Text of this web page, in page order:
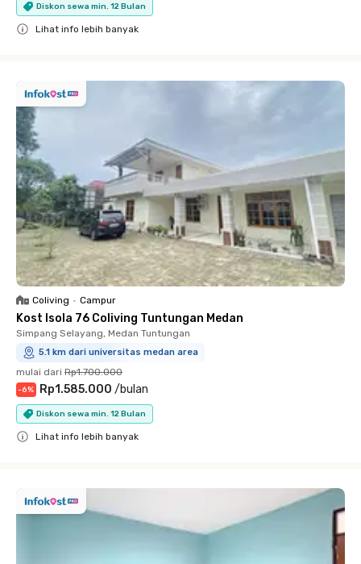
Diskon sewa min. 12 Bulan
Lihat info lebih banyak
Coliving • Campur
Kost Isola 76 Coliving Tuntungan Medan
Simpang Selayang, Medan Tuntungan
5.1 km dari universitas medan area
mulai dari Rp1.700.000
-6% Rp1.585.000 /bulan
Diskon sewa min. 12 Bulan
Lihat info lebih banyak